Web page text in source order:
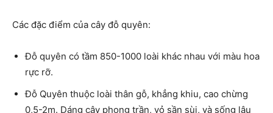
Các đặc điểm của cây đỗ quyên:
Đỗ quyên có tầm 850-1000 loài khác nhau với màu hoa
rực rỡ.
Đỗ Quyên thuộc loài thân gỗ, khẳng khiu, cao chừng
0,5-2m. Dáng cây phong trần, vỏ sần sùi, và sống lâu